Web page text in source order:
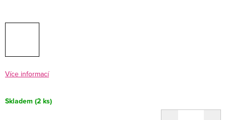
Více informací
Skladem (2 ks)